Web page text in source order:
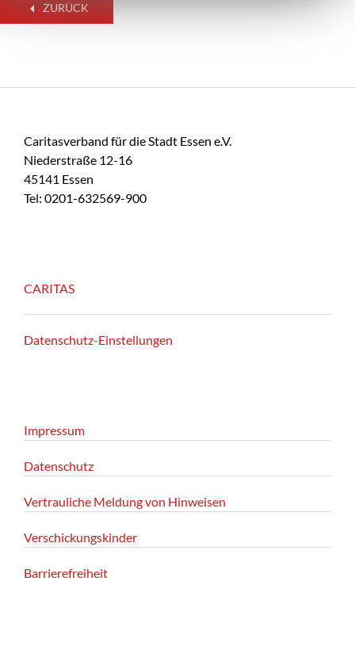
ZURÜCK
Caritasverband für die Stadt Essen e.V.
Niederstraße 12-16
45141 Essen
Tel: 0201-632569-900
CARITAS
Datenschutz-Einstellungen
Impressum
Datenschutz
Vertrauliche Meldung von Hinweisen
Verschickungskinder
Barrierefreiheit